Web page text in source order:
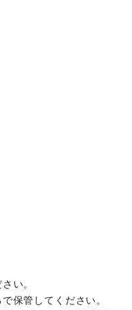
い。
保管してください。